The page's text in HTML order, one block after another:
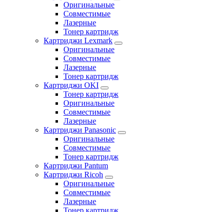
Оригинальные
Совместимые
Лазерные
Тонер картридж
Картриджи Lexmark
Оригинальные
Совместимые
Лазерные
Тонер картридж
Картриджи OKI
Тонер картридж
Оригинальные
Совместимые
Лазерные
Картриджи Panasonic
Оригинальные
Совместимые
Тонер картридж
Картриджи Pantum
Картриджи Ricoh
Оригинальные
Совместимые
Лазерные
Тонер картридж